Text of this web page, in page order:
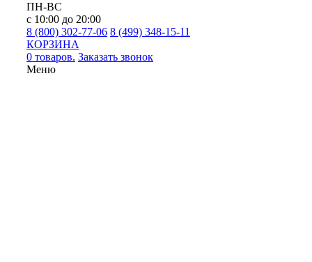
ПН-ВС
с 10:00 до 20:00
8 (800) 302-77-06 8 (499) 348-15-11
КОРЗИНА
0 товаров. Заказать звонок
Меню